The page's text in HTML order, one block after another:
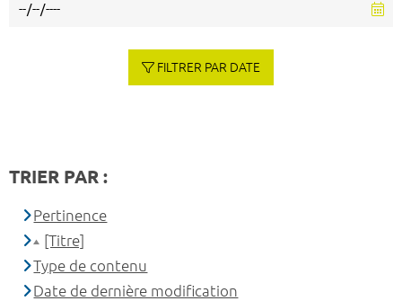
FILTRER PAR DATE
TRIER PAR :
Pertinence
[Titre]
Type de contenu
Date de dernière modification